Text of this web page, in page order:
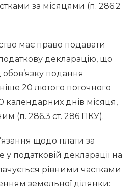
за місяцями (п. 286.2
має право подавати
декларацію, що
обов’язку подання
20 лютого поточного
календарних днів місяця,
(п. 286.3 ст. 286 ПКУ).
щодо плати за
податковій декларації на
рівними частками
земельної ділянки: